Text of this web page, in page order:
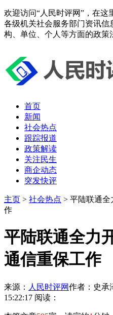
欢迎访问“人民时评网”，在
各级机关社会服务部门资讯
构、单位、个人等方面的政策
首页
新闻
社会热点
跟踪报道
政策解读
关注民生
商企动态
突发快评
主页 > 社会热点 > 平陆联通全
作
平陆联通全力
通信重保工作
来源： 人民时评网作者：史承
15:22:17 阅读：